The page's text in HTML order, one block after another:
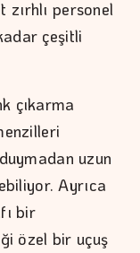
personel
çeşitli
çıkarma
uzun
Ayrıca
bir
özel bir uçuş